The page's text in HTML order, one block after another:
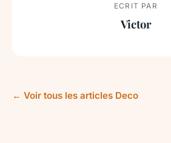
ECRIT PAR
Victor
← Voir tous les articles Deco